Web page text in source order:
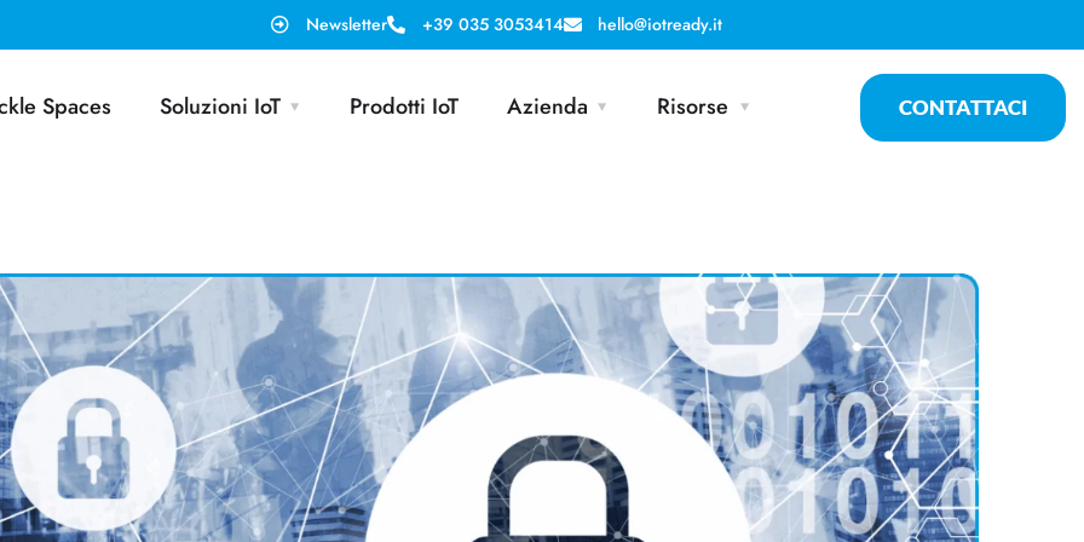
Newsletter +39 035 3053414 hello@iotready.it
Spaces Soluzioni IoT Prodotti IoT Azienda Risorse CONTATTACI